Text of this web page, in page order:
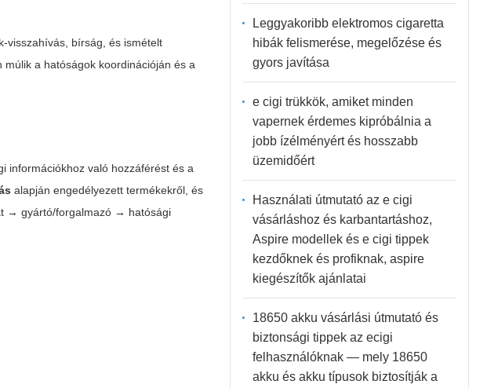
visszahívás, bírság, és ismételt
a hatóságok koordinációján és a
információkhoz való hozzáférést és a
alapján engedélyezett termékekről, és
→ gyártó/forgalmazó → hatósági
Leggyakoribb elektromos cigaretta
hibák felismerése, megelőzése és
gyors javítása
e cigi trükkök, amiket minden
vapernek érdemes kipróbálnia a
jobb ízélményért és hosszabb
üzemidőért
Használati útmutató az e cigi
vásárláshoz és karbantartáshoz,
Aspire modellek és e cigi tippek
kezdőknek és profiknak, aspire
kiegészítők ajánlatai
18650 akku vásárlási útmutató és
biztonsági tippek az ecigi
felhasználóknak — mely 18650
akku és akku típusok biztosítják a